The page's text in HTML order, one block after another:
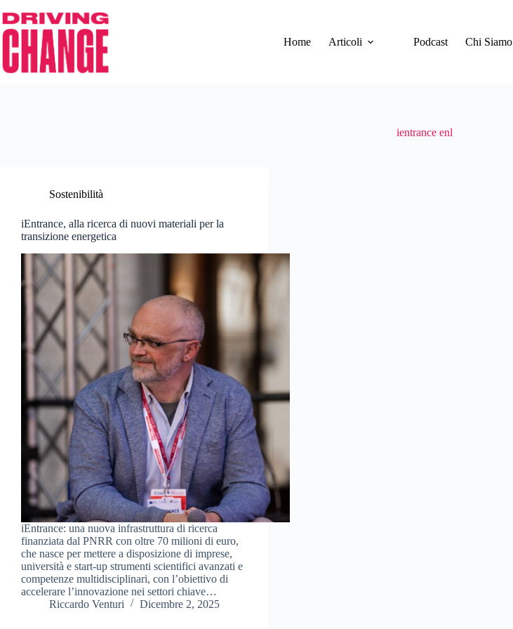
Home Articoli Podcast Chi Siamo
ientrance enl
Sostenibilità
iEntrance, alla ricerca di nuovi materiali per la
transizione energetica
iEntrance: una nuova infrastruttura di ricerca
finanziata dal PNRR con oltre 70 milioni di euro,
che nasce per mettere a disposizione di imprese,
università e start-up strumenti scientifici avanzati e
competenze multidisciplinari, con l’obiettivo di
accelerare l’innovazione nei settori chiave…
Riccardo Venturi
Dicembre 2, 2025